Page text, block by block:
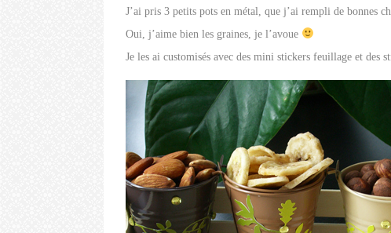
J’ai pris 3 petits pots en métal, que j’ai rempli de bonnes
Oui, j’aime bien les graines, je l’avoue
Je les ai customisés avec des mini stickers feuillage et des